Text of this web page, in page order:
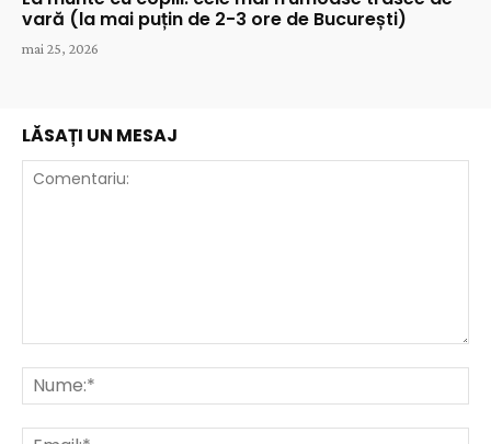
vară (la mai puțin de 2-3 ore de București)
mai 25, 2026
LĂSAȚI UN MESAJ